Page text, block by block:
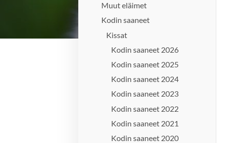
Muut eläimet
Kodin saaneet
Kissat
Kodin saaneet 2026
Kodin saaneet 2025
Kodin saaneet 2024
Kodin saaneet 2023
Kodin saaneet 2022
Kodin saaneet 2021
Kodin saaneet 2020